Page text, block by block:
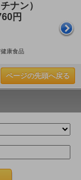
ナン）
円
康食品
ページの先頭へ戻る